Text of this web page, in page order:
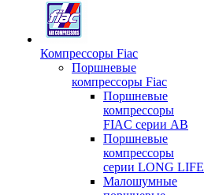
Компрессоры Fiac
Поршневые
компрессоры Fiac
Поршневые
компрессоры
FIAC серии AB
Поршневые
компрессоры
серии LONG LIFE
Малошумные